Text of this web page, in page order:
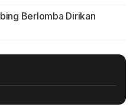
Berlomba Dirikan